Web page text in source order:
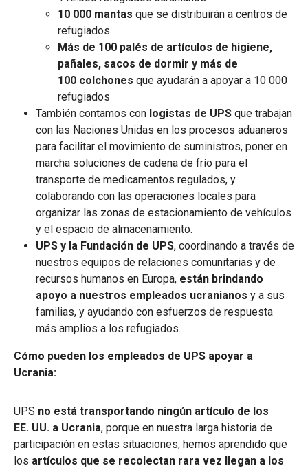
10 000 mantas que se distribuirán a centros de
refugiados
Más de 100 palés de artículos de higiene,
pañales, sacos de dormir y más de
100 colchones que ayudarán a apoyar a 10 000
refugiados
También contamos con logistas de UPS que trabajan
con las Naciones Unidas en los procesos aduaneros
para facilitar el movimiento de suministros, poner en
marcha soluciones de cadena de frío para el
transporte de medicamentos regulados, y
colaborando con las operaciones locales para
organizar las zonas de estacionamiento de vehículos
y el espacio de almacenamiento.
UPS y la Fundación de UPS, coordinando a través de
nuestros equipos de relaciones comunitarias y de
recursos humanos en Europa, están brindando
apoyo a nuestros empleados ucranianos y a sus
familias, y ayudando con esfuerzos de respuesta
más amplios a los refugiados.
Cómo pueden los empleados de UPS apoyar a
Ucrania:
UPS no está transportando ningún artículo de los
EE. UU. a Ucrania, porque en nuestra larga historia de
participación en estas situaciones, hemos aprendido que
los artículos que se recolectan rara vez llegan a los